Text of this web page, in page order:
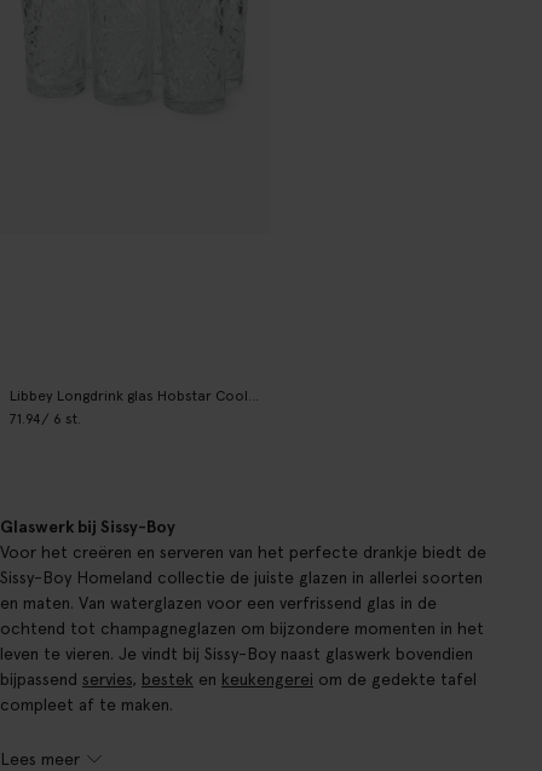
Libbey Longdrink glas Hobstar Cooler
71.94/ 6 st.
Glaswerk bij Sissy-Boy
Voor het creëren en serveren van het perfecte drankje biedt de
Sissy-Boy Homeland collectie de juiste glazen in allerlei soorten
en maten. Van waterglazen voor een verfrissend glas in de
ochtend tot champagneglazen om bijzondere momenten in het
leven te vieren. Je vindt bij Sissy-Boy naast glaswerk bovendien
bijpassend servies, bestek en keukengerei om de gedekte tafel
compleet af te maken.
Lees meer